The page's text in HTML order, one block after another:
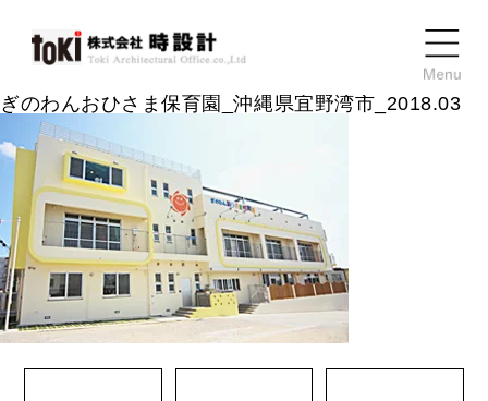
ぎのわんおひさま保育園_沖縄県宜野湾市_2018.03